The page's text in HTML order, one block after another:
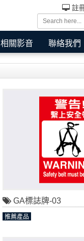
註
相關影音 聯絡我們
GA標誌牌-03
推薦產品